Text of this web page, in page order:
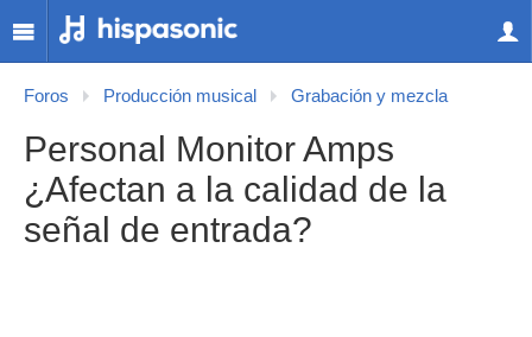
Foros Producción musical Grabación y mezcla
Personal Monitor Amps
¿Afectan a la calidad de la
señal de entrada?